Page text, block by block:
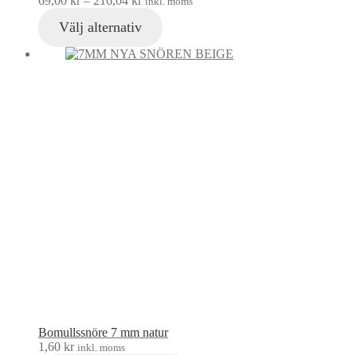
Välj alternativ
Bomullssnöre 7 mm natur
1,60 kr inkl. moms